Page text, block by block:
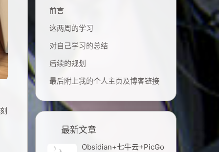
前言
这两周的学习
对自己学习的总结
后续的规划
最后附上我的个人主页及博客链接
最新文章
Obsidian+七牛云+PicGo